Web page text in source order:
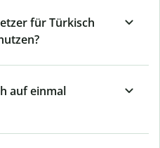
für Türkisch
auf einmal